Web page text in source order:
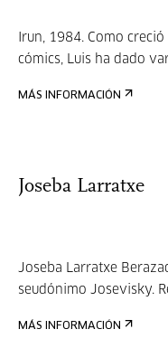
Irun, 1984. Como
cómics, Luis ha dado
MÁS INFORMACIÓN
Joseba Larratxe
Joseba Larratxe
seudónimo Josevisky.
MÁS INFORMACIÓN